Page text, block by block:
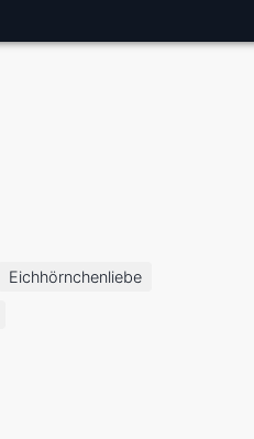
Eichhörnchenliebe